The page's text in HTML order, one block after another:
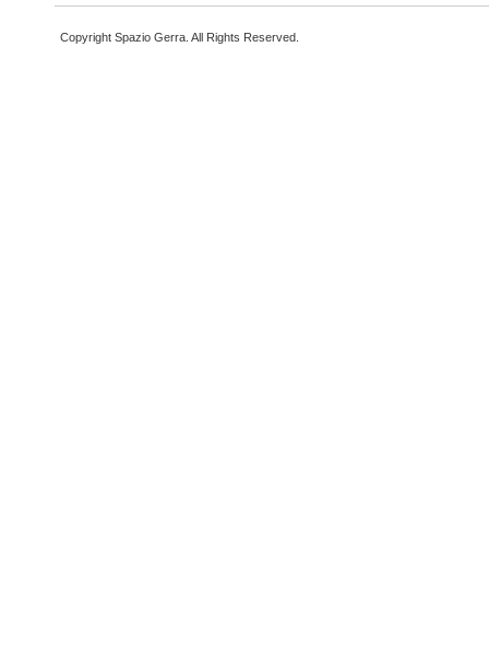
Copyright Spazio Gerra. All Rights Reserved.